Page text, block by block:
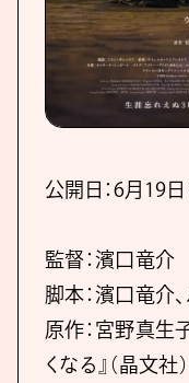
公開日：6月19日
監督：濱口竜介
脚本：濱口竜介
原作：宮野真生
くなる』（晶文社）